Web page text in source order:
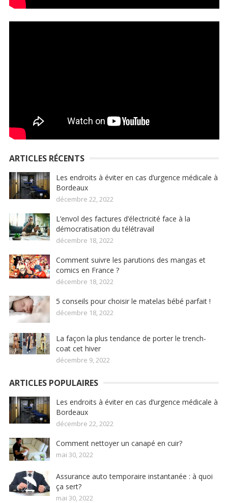
ARTICLES RÉCENTS
Les endroits à éviter en cas d’urgence médicale à
Bordeaux
décembre 22, 2022
L’envol des factures d’électricité face à la
démocratisation du télétravail
décembre 18, 2022
Comment suivre les parutions des mangas et
comics en France ?
décembre 18, 2022
5 conseils pour choisir le matelas bébé parfait !
décembre 18, 2022
La façon la plus tendance de porter le trench-
coat cet hiver
décembre 9, 2022
ARTICLES POPULAIRES
Les endroits à éviter en cas d’urgence médicale à
Bordeaux
décembre 22, 2022
Comment nettoyer un canapé en cuir?
mai 30, 2022
Assurance auto temporaire instantanée : à quoi
ça sert?
mai 30, 2022